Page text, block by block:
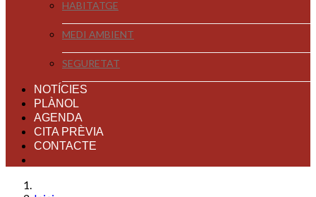
HABITATGE
MEDI AMBIENT
SEGURETAT
NOTÍCIES
PLÀNOL
AGENDA
CITA PRÈVIA
CONTACTE